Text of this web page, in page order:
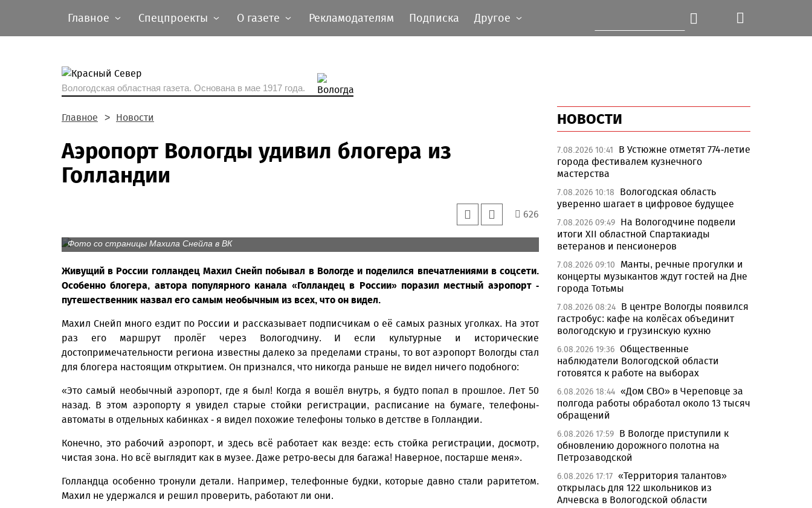
Главное Спецпроекты О газете Рекламодателям Подписка Другое
Вологодская областная газета. Основана в мае 1917 года.
Главное Новости
Аэропорт Вологды удивил блогера из
Голландии
626
Фото со страницы Махила Снейла в ВК
Живущий в России голландец Махил Снейп побывал в Вологде и поделился впечатлениями в соцсети.
Особенно блогера, автора популярного канала «Голландец в России» поразил местный аэропорт -
путешественник назвал его самым необычным из всех, что он видел.
Махил Снейп много ездит по России и рассказывает подписчикам о её самых разных уголках. На этот
раз его маршрут пролёг через Вологодчину. И если культурные и исторические
достопримечательности региона известны далеко за пределами страны, то вот аэропорт Вологды стал
для блогера настоящим открытием. Он признался, что никогда раньше не видел ничего подобного:
«Это самый необычный аэропорт, где я был! Когда я вошёл внутрь, я будто попал в прошлое. Лет 50
назад. В этом аэропорту я увидел старые стойки регистрации, расписание на бумаге, телефоны-
автоматы в отдельных кабинках - я видел похожие телефоны только в детстве в Голландии.
Конечно, это рабочий аэропорт, и здесь всё работает как везде: есть стойка регистрации, досмотр,
чистая зона. Но всё выглядит как в музее. Даже ретро-весы для багажа! Наверное, постарше меня».
Голландца особенно тронули детали. Например, телефонные будки, которые давно стали раритетом.
Махил не удержался и решил проверить, работают ли они.
НОВОСТИ
7.08.2026 10:41
В Устюжне отметят 774-летие
города фестивалем кузнечного
мастерства
7.08.2026 10:18
Вологодская область
уверенно шагает в цифровое будущее
7.08.2026 09:49 На Вологодчине подвели
итоги XII областной Спартакиады
ветеранов и пенсионеров
7.08.2026 09:10
Манты, речные прогулки и
концерты музыкантов ждут гостей на Дне
города Тотьмы
7.08.2026 08:24 В центре Вологды появился
гастробус: кафе на колёсах объединит
вологодскую и грузинскую кухню
6.08.2026 19:36 Общественные
наблюдатели Вологодской области
готовятся к работе на выборах
6.08.2026 18:44 «Дом СВО» в Череповце за
полгода работы обработал около 13 тысяч
обращений
6.08.2026 17:59 В Вологде приступили к
обновлению дорожного полотна на
Петрозаводской
6.08.2026 17:17 «Территория талантов»
открылась для 122 школьников из
Алчевска в Вологодской области